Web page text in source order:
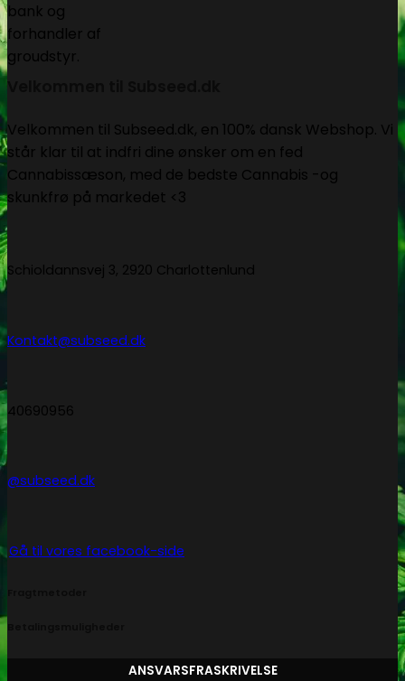
Velkommen til Subseed.dk, en 100% dansk Webshop. Vi
står klar til at indfri dine ønsker om en fed
Cannabissæson, med de bedste Cannabis -og
skunkfrø på markedet <3
Schioldannsvej 3, 2920 Charlottenlund
Kontakt@subseed.dk
40690956
@subseed.dk
Gå til vores facebook-side
ANSVARSFRASKRIVELSE